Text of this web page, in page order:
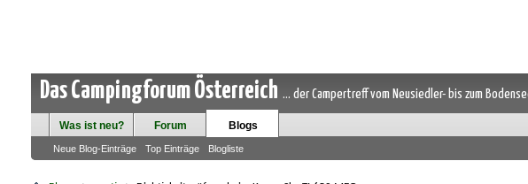
Das Campingforum Österreich ... der Campertreff vom Neusiedler- bis zum
Was ist neu? Forum Blogs
Neue Blog-Einträge Top Einträge Blogliste